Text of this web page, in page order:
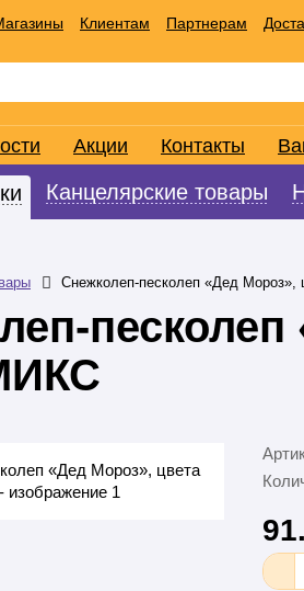
Клиентам Партнерам
Акции Контакты
Канцелярские товары
Снежколеп-песколеп «Дед